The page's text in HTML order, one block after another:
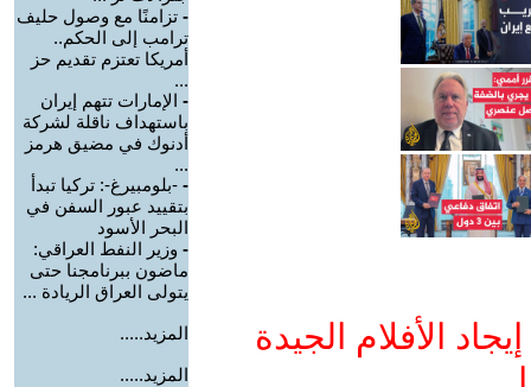
الأفلام الجيدة
- تزامنًا مع وصول حليف
ترامب إلى الحكم..
أمريكا تعتزم تقديم حز
...
- الإمارات تتهم إيران
باستهداف ناقلة لشركة
أدنوك في مضيق هرمز
...
- -بلومبيرغ-: تركيا تبدأ
بتقييد عبور السفن في
البحر الأسود
- وزير النفط العراقي:
ماضون ببرنامجنا حتى
يتولى العراق الريادة ...
المزيد.....
المزيد.....